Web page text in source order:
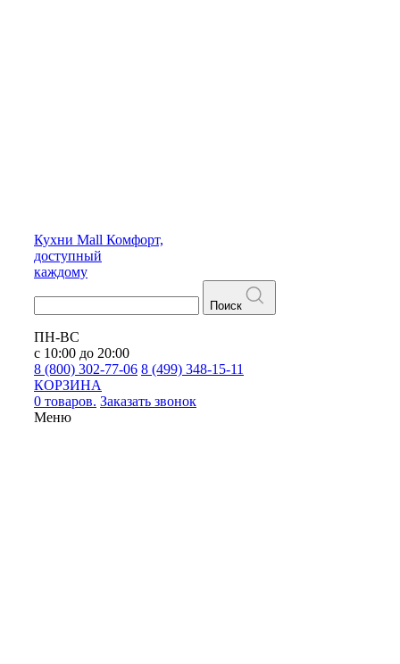
Кухни Mall Комфорт,
доступный
каждому
Поиск
ПН-ВС
с 10:00 до 20:00
8 (800) 302-77-06 8 (499) 348-15-11
КОРЗИНА
0 товаров. Заказать звонок
Меню